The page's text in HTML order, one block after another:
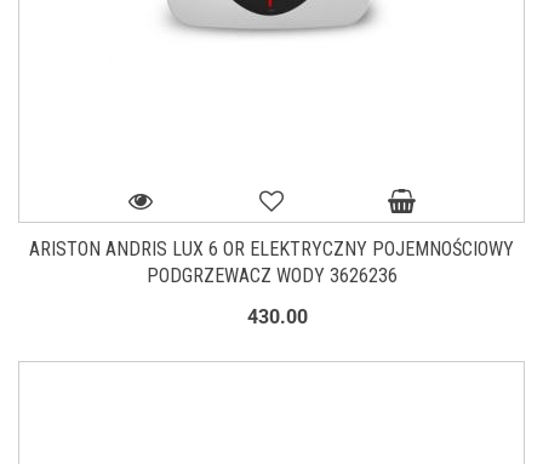
ARISTON ANDRIS LUX 6 OR ELEKTRYCZNY POJEMNOŚCIOWY
PODGRZEWACZ WODY 3626236
430.00